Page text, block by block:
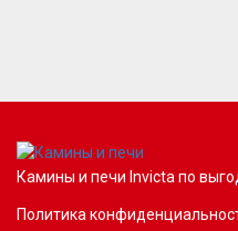
Камины и печи Invicta по
Политика